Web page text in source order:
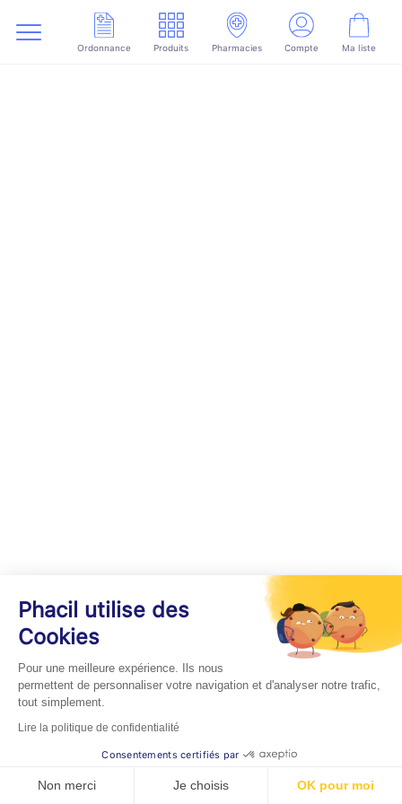
Ordonnance Produits Pharmacies Compte Ma liste
Phacil utilise des
Cookies
Pour une meilleure expérience. Ils nous
permettent de personnaliser votre navigation et d'analyser notre trafic,
tout simplement.
Lire la politique de confidentialité
Consentements certifiés par
Non merci Je choisis OK pour moi